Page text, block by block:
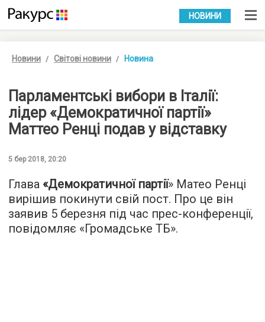
УКР РУС
НОВИНИ
Новини Світові новини Новина
Парламентські вибори в Італії:
лідер «Демократичної партії»
Маттео Ренці подав у відставку
5 бер 2018, 20:20
Глава «Демократичної партії» Матео Ренці
вирішив покинути свій пост. Про це він
заявив 5 березня під час прес-конференції,
повідомляє «Громадське ТБ».